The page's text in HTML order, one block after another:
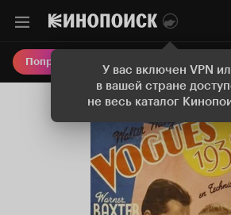
У вас включен VPN
в вашей стране
не весь каталог
Попробовать Плюс Онлайн-